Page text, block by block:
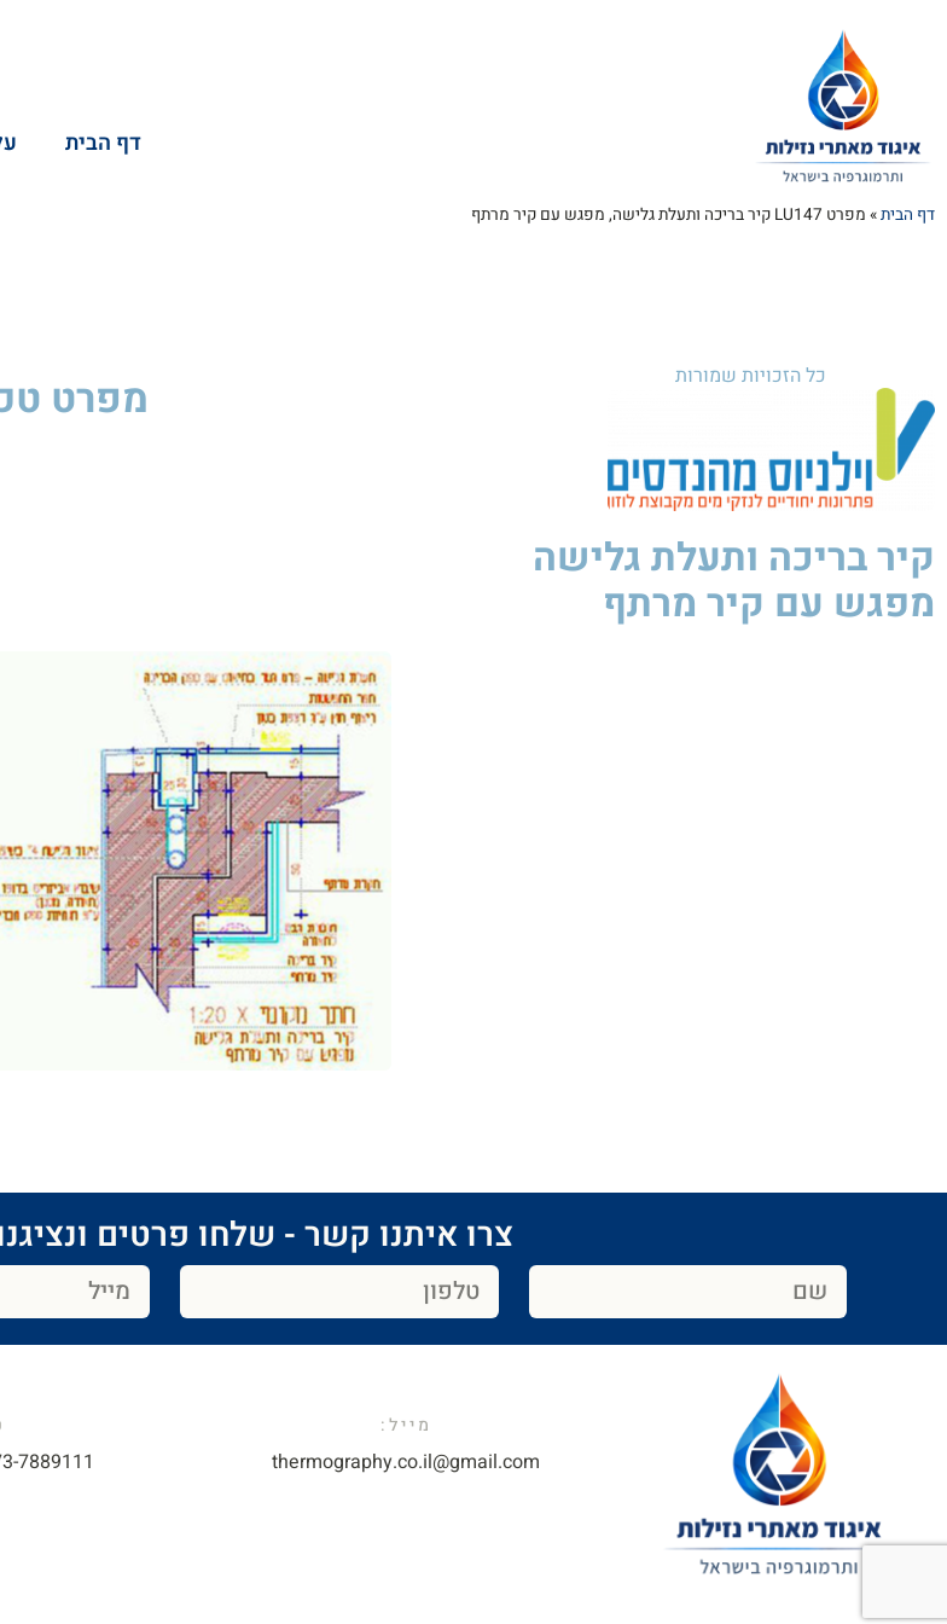
דף הבית» מפרט LU147 קיר בריכה ותעלת גלישה, מפגש עם קיר מרתף
דף הבית
כל הזכויות שמורות מפרט
קיר בריכה ותעלת גלישה
מפגש עם קיר מרתף
צרו איתנו קשר - שלחו פרטים
מייל:​
thermography.co.il@gmail.com​
| 054-7944867​